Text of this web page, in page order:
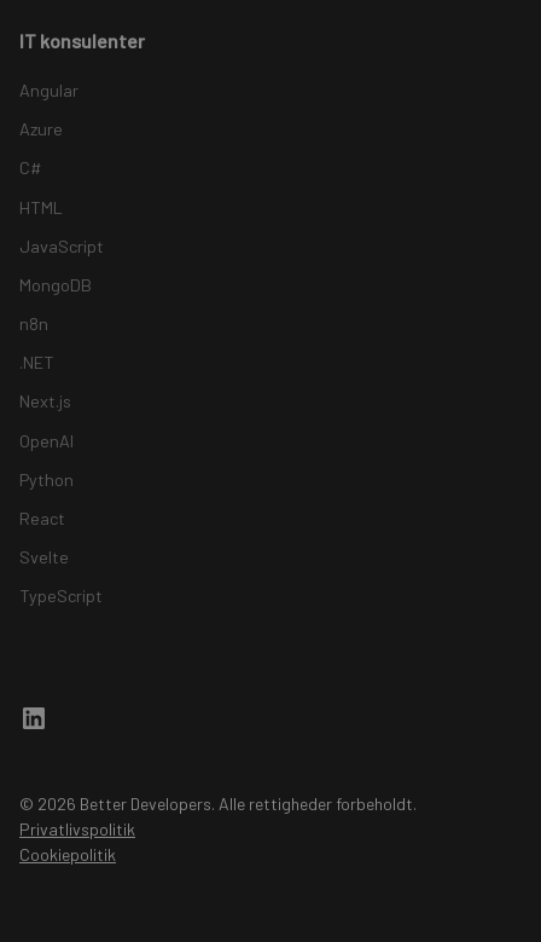
IT konsulenter
Angular
Azure
C#
HTML
JavaScript
MongoDB
n8n
.NET
Next.js
OpenAI
Python
React
Svelte
TypeScript
© 2026 Better Developers. Alle rettigheder forbeholdt.
Privatlivspolitik
Cookiepolitik